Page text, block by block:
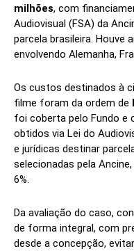
milhões, com
Audiovisual (FSA) da
parcela brasileira. Houve
envolvendo Alemanha,
Os custos destinados à
filme foram da ordem de
foi coberta pelo Fundo e
obtidos via Lei do
e jurídicas destinar
selecionadas pela
6%.
Da avaliação do caso,
de forma integral, com
desde a concepção,